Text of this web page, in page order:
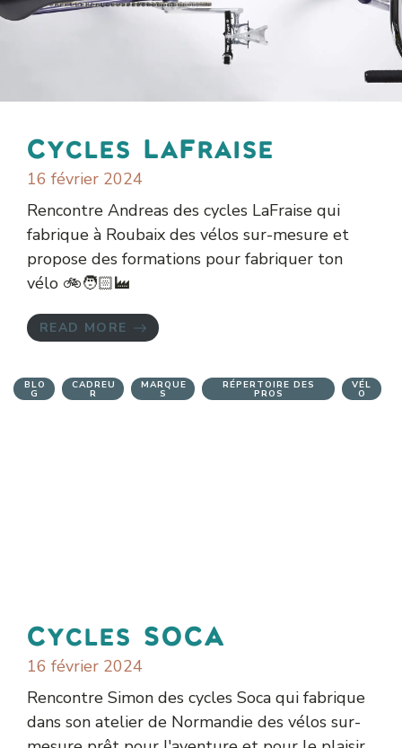
Cycles LaFraise
16 février 2024
Rencontre Andreas des cycles LaFraise qui
fabrique à Roubaix des vélos sur-mesure et
propose des formations pour fabriquer ton
vélo 🚲🧑🏻‍🏭
READ MORE
BLO
G
CADREU
R
MARQUE
S
RÉPERTOIRE DES
PROS
VÉL
O
Cycles SOCA
16 février 2024
Rencontre Simon des cycles Soca qui fabrique
dans son atelier de Normandie des vélos sur-